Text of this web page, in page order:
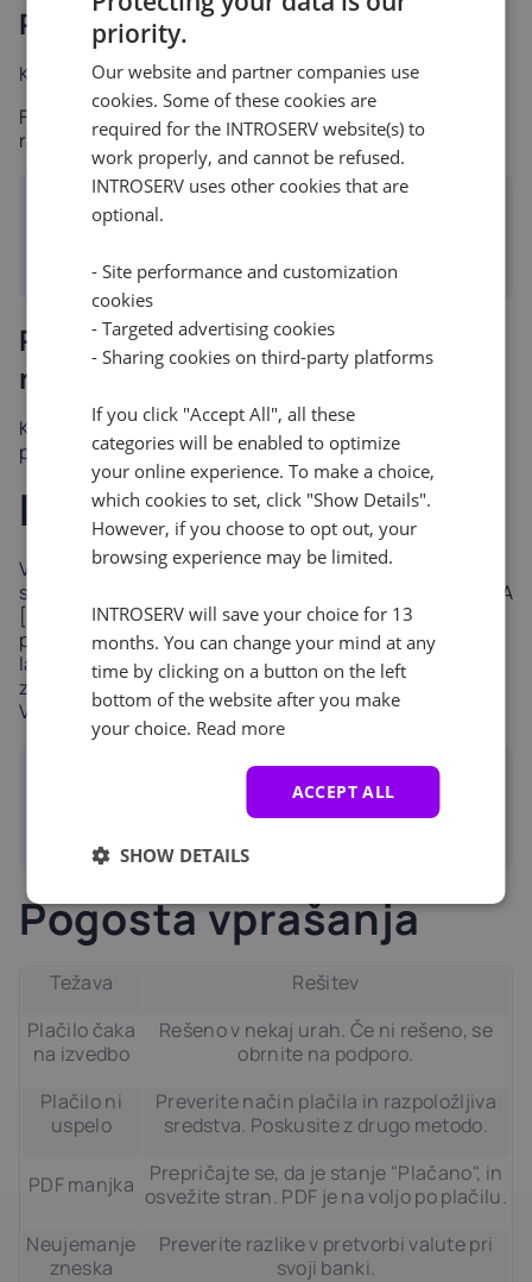
Prenos računov
Kliknite ☰ →Pridobi račun
Format datoteke: V imenu datoteke navedite številko
računa v formatu PDF.
Info
Neplačani računi ne ustvarjajo dokumentov PDF.
Prenos ponudbe (za neplačane
račune)
Kliknite ☰ →Prenesi ponudbo,da dobite dokument
ponudbe za neplačane račune.
Povračila
Vračila v stanje računa se prikažejo kot ločeni vnosi v
seznamu računov v obliki "VRAČILNI RAČUN IZ RAČUNA
[številka]". Čas obdelave je odvisen od vašega
ponudnika plačilnih storitev. Pri bančnih karticah
lahko povračila trajajo več delovnih dni. Če želite
zahtevati vračilo, se obrnite na podporo prek razdelka
Vstopnice in navedite številko računa in razlog.
Povračila obdela ekipa za podporo, po zaključku
Pogosta vprašanja
Težava
Rešitev
Plačilo čaka
na izvedbo
Rešeno v nekaj urah. Če ni rešeno, se
obrnite na podporo.
Plačilo ni
uspelo
Preverite način plačila in razpoložljiva
sredstva. Poskusite z drugo metodo.
PDF manjka
Prepričajte se, da je stanje "Plačano", in
osvežite stran. PDF je na voljo po plačilu.
Neujemanje
zneska
Preverite razlike v pretvorbi valute pri
svoji banki.
priority.
Our website and partner companies use
cookies. Some of these cookies are
required for the INTROSERV website(s) to
work properly, and cannot be refused.
INTROSERV uses other cookies that are
optional.
- Site performance and customization
cookies
- Targeted advertising cookies
- Sharing cookies on third-party platforms
If you click "Accept All", all these
categories will be enabled to optimize
your online experience. To make a choice,
which cookies to set, click "Show Details".
However, if you choose to opt out, your
browsing experience may be limited.
INTROSERV will save your choice for 13
months. You can change your mind at any
time by clicking on a button on the left
bottom of the website after you make
your choice. Read more
ACCEPT ALL
SHOW DETAILS